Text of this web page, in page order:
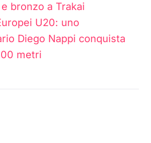
e bronzo a Trakai
U20: uno
Diego Nappi conquista
metri